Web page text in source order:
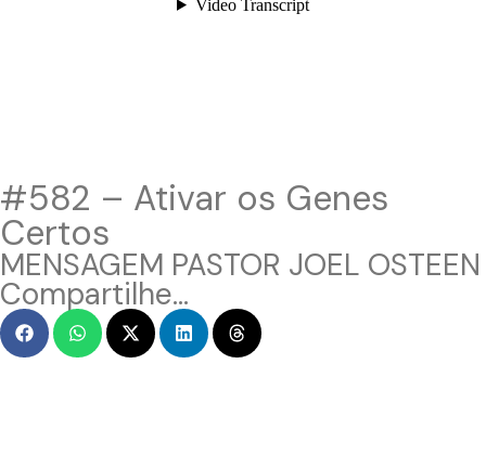
#582 – Ativar os Genes
Certos
MENSAGEM PASTOR JOEL OSTEEN
Compartilhe...